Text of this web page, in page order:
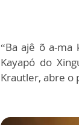
“Ba ajê õ a-ma
Kayapó do
Krautler, abre o